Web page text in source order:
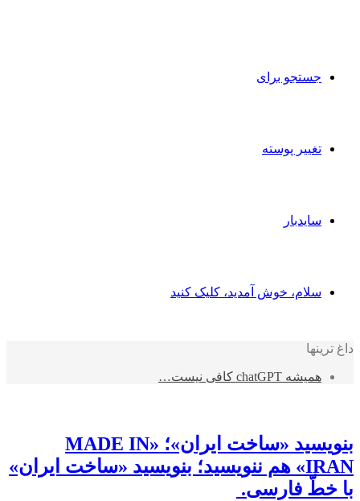
جستجو برای
تغییر پوسته
سایدبار
سلام، خوش آمدید، کلیک کنید
داغ ترینها
همیشه chatGPT کافی نیست…
بنویسید «ساخت ایران»؛ «MADE IN
IRAN» هم ننویسید؛ بنویسید «ساخت ایران»
با خطّ فارسی.